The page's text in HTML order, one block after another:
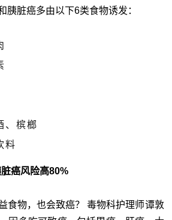
胰脏癌多由以下6类食物诱发：
、槟榔
料
癌风险高80%
食物，也会致癌？ 毒物科护理师谭敦